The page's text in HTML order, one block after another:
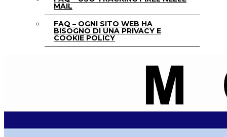
MAIL
FAQ – OGNI SITO WEB HA
BISOGNO DI UNA PRIVACY E
COOKIE POLICY